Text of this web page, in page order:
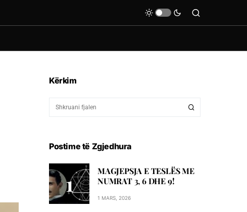
Kërkim
Postime të Zgjedhura
MAGJEPSJA E TESLËS ME
NUMRAT 3, 6 DHE 9!
1 MARS, 2026